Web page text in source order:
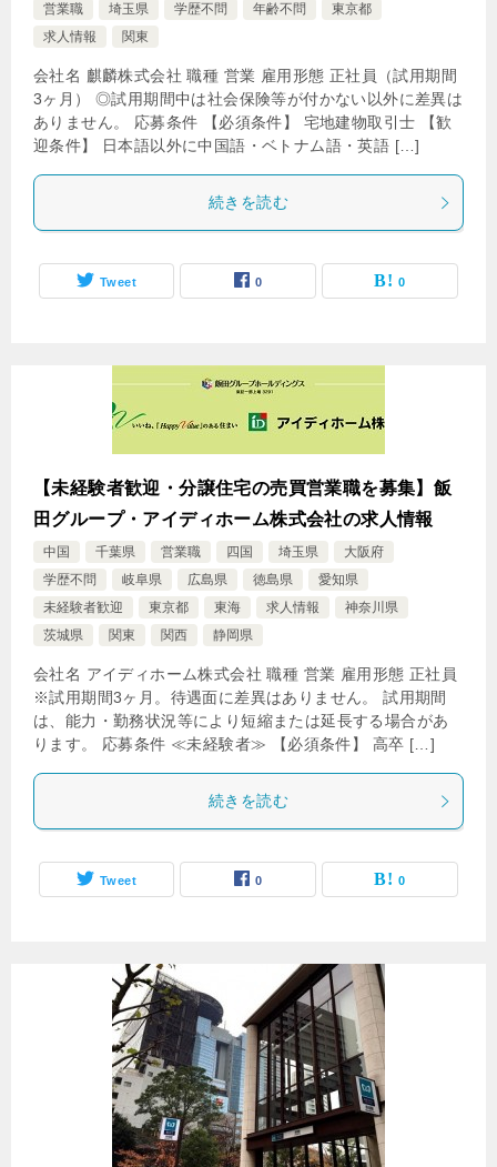
営業職 埼玉県 学歴不問 年齢不問
東京都
求人情報
関東
会社名 麒麟株式会社 職種 営業 雇用形態 正社員（試用期間
3ヶ月） ◎試用期間中は社会保険等が付かない以外に差異は
ありません。 応募条件 【必須条件】 宅地建物取引士 【歓
迎条件】 日本語以外に中国語・ベトナム語・英語 […]
続きを読む
Tweet 0 0
【未経験者歓迎・分譲住宅の売買営業職を募集】飯
田グループ・アイディホーム株式会社の求人情報
中国 千葉県 営業職 四国 埼玉県
大阪府
学歴不問
岐阜県 広島県 徳島県
愛知県
未経験者歓迎
東京都 東海 求人情報
神奈川県
茨城県
関東 関西 静岡県
会社名 アイディホーム株式会社 職種 営業 雇用形態 正社員
※試用期間3ヶ月。待遇面に差異はありません。 試用期間
は、能力・勤務状況等により短縮または延長する場合があ
ります。 応募条件 ≪未経験者≫ 【必須条件】 高卒 […]
続きを読む
Tweet 0 0